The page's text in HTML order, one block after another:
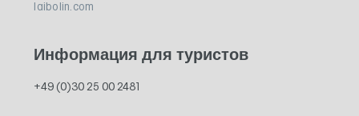
laibolin.com
Информация для туристов
+49 (0)30 25 00 2481